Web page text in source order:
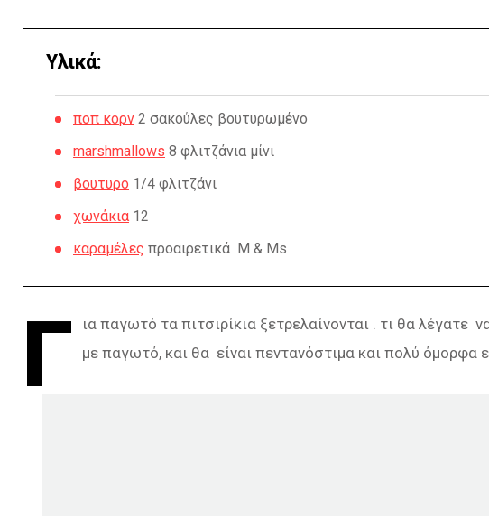
Υλικά:
ποπ κορν 2 σακούλες βουτυρωμένο
marshmallows 8 φλιτζάνια μίνι
βουτυρο 1/4 φλιτζάνι
χωνάκια 12
καραμέλες προαιρετικά M & Ms
Γ
ια παγωτό τα πιτσιρίκια ξετρελαίνονται . τι θα λέγατε
με παγωτό, και θα είναι πεντανόστιμα και πολύ όμορφα